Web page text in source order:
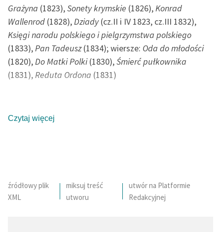
Deklaracja dostępności
Grażyna (1823),Sonety krymskie (1826),Konrad
Wallenrod (1828),Dziady(cz.II i IV 1823, cz.III 1832),
Księgi narodu polskiego i pielgrzymstwa polskiego
(1833),Pan Tadeusz(1834); wiersze: Oda do młodości
(1820),Do Matki Polki(1830),Śmierć pułkownika
(1831),Reduta Ordona (1831)
z trójcy „wieszczów”). Syn adwokata, Mikołaja (zm.
samokształceniowego Towarzystwa Filomatów (1817),
za co został w 1823 r. aresztowany i skazany na
Czytaj więcej
źródłowy plik
XML
miksuj treść
utworu
utwór na Platformie
Redakcyjnej